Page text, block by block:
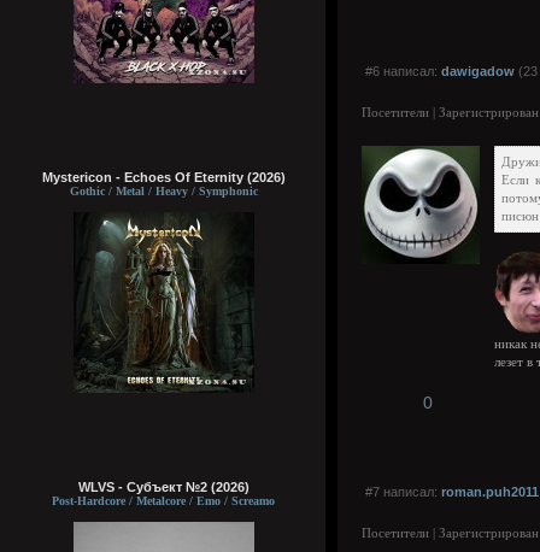
Mystericon - Echoes Of Eternity (2026)
Gothic / Metal / Heavy / Symphonic
WLVS - Субъект №2 (2026)
Post-Hardcore / Metalcore / Emo / Screamo
#6 написал: dawigadow
Посетители |
Если
писюн
никак
лезет
0
#7 написал: roman.puh2011
Посетители |